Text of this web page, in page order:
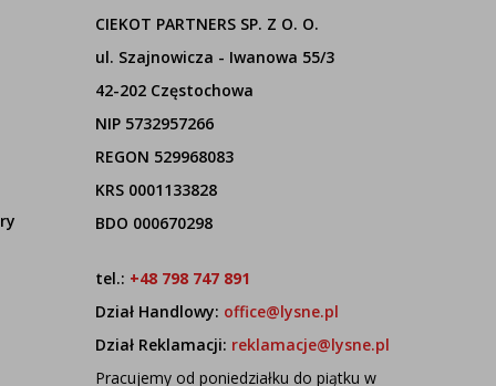
CIEKOT PARTNERS SP. Z O. O.
ul. Szajnowicza - Iwanowa 55/3
42-202 Częstochowa
NIP 5732957266
REGON 529968083
KRS 0001133828
BDO 000670298
tel.: +48 798 747 891
Dział Handlowy: office@lysne.pl
Dział Reklamacji: reklamacje@lysne.pl
Pracujemy od poniedziałku do piątku w